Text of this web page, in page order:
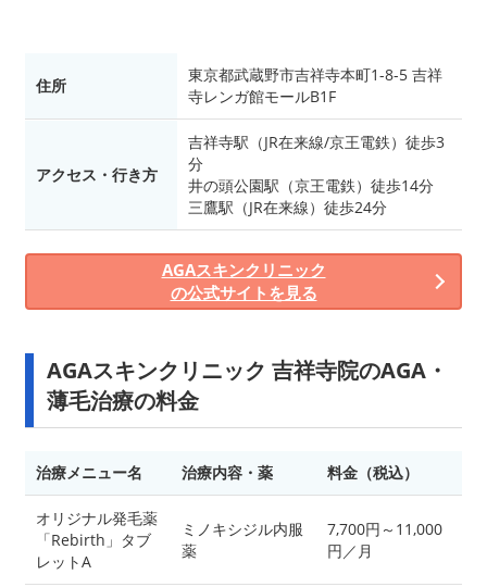
住所
東京都武蔵野市吉祥寺本町1-8-5 吉祥
寺レンガ館モールB1F
アクセス・行き方
吉祥寺駅（JR在来線/京王電鉄）徒歩3
分
井の頭公園駅（京王電鉄）徒歩14分
三鷹駅（JR在来線）徒歩24分
AGAスキンクリニック
の公式サイトを見る
AGAスキンクリニック 吉祥寺院のAGA・
薄毛治療の料金
治療メニュー名 治療内容・薬 料金（税込）
オリジナル発毛薬
「Rebirth」タブ
レットA
ミノキシジル内服
薬
7,700円～11,000
円／月